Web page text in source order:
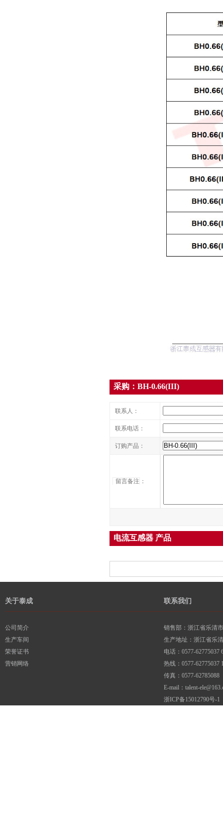
采购：BH-0.66(III)
联系人：
联系电话：
订购产品：
留言备注 ：
电流互感器 产品
关于泰成 联系我们
公司简介
生产车间
荣誉证书
营销网络
销售部：浙江省乐清
生产地址：浙江省乐
电话：0577-62775037
热线：0577-62775037
传真：0577-62785088
E-mail：talent-
浙ICP备15012790号-1